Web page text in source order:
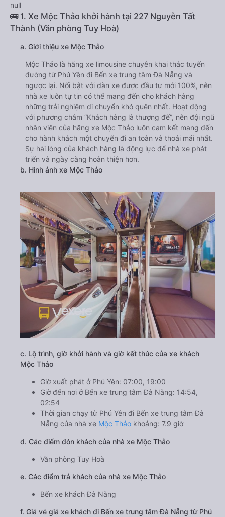
null
🚌 1. Xe Mộc Thảo khởi hành tại 227 Nguyễn Tất
Thành (Văn phòng Tuy Hoà)
a. Giới thiệu xe Mộc Thảo
Mộc Thảo là hãng xe limousine chuyên khai thác tuyến
đường từ Phú Yên đi Bến xe trung tâm Đà Nẵng và
ngược lại. Nổi bật với dàn xe được đầu tư mới 100%, nên
nhà xe luôn tự tin có thể mang đến cho khách hàng
những trải nghiệm di chuyển khó quên nhất. Hoạt động
với phương châm “Khách hàng là thượng đế”, nên đội ngũ
nhân viên của hãng xe Mộc Thảo luôn cam kết mang đến
cho hành khách một chuyến đi an toàn và thoải mái nhất.
Sự hài lòng của khách hàng là động lực để nhà xe phát
triển và ngày càng hoàn thiện hơn.
b. Hình ảnh xe Mộc Thảo
c. Lộ trình, giờ khởi hành và giờ kết thúc của xe khách
Mộc Thảo
Giờ xuất phát ở Phú Yên: 07:00, 19:00
Giờ đến nơi ở Bến xe trung tâm Đà Nẵng: 14:54,
02:54
Thời gian chạy từ Phú Yên đi Bến xe trung tâm Đà
Nẵng của nhà xe Mộc Thảo khoảng: 7.9 giờ
d. Các điểm đón khách của nhà xe Mộc Thảo
Văn phòng Tuy Hoà
e. Các điểm trả khách của nhà xe Mộc Thảo
Bến xe khách Đà Nẵng
f. Giá vé giá xe khách đi Bến xe trung tâm Đà Nẵng từ Phú